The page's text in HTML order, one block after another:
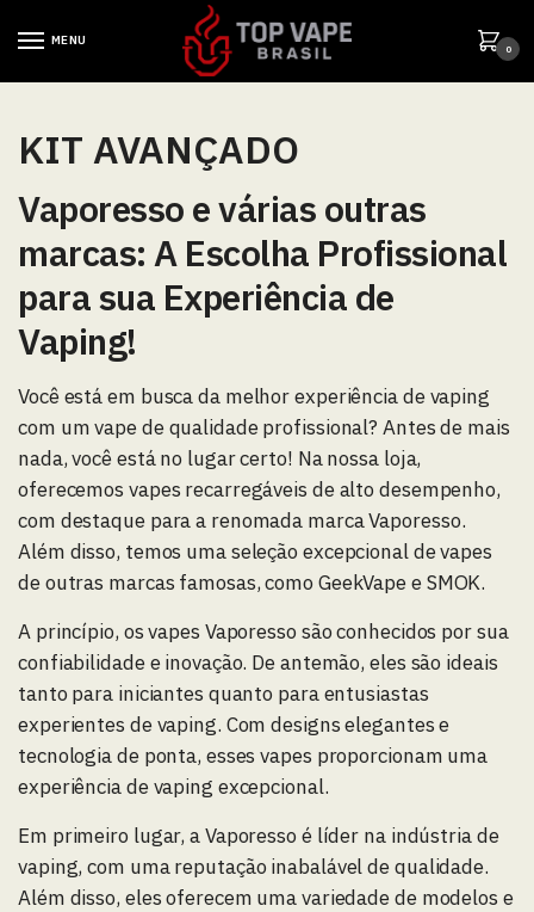
MENU
0
KIT AVANÇADO
Vaporesso e várias outras
marcas: A Escolha Profissional
para sua Experiência de
Vaping!
Você está em busca da melhor experiência de vaping
com um vape de qualidade profissional? Antes de mais
nada, você está no lugar certo! Na nossa loja,
oferecemos vapes recarregáveis de alto desempenho,
com destaque para a renomada marca Vaporesso.
Além disso, temos uma seleção excepcional de vapes
de outras marcas famosas, como GeekVape e SMOK.
A princípio, os vapes Vaporesso são conhecidos por sua
confiabilidade e inovação. De antemão, eles são ideais
tanto para iniciantes quanto para entusiastas
experientes de vaping. Com designs elegantes e
tecnologia de ponta, esses vapes proporcionam uma
experiência de vaping excepcional.
Em primeiro lugar, a Vaporesso é líder na indústria de
vaping, com uma reputação inabalável de qualidade.
Além disso, eles oferecem uma variedade de modelos e